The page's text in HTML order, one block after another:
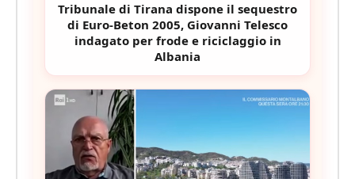
Tribunale di Tirana dispone il sequestro
di Euro-Beton 2005, Giovanni Telesco
indagato per frode e riciclaggio in
Albania